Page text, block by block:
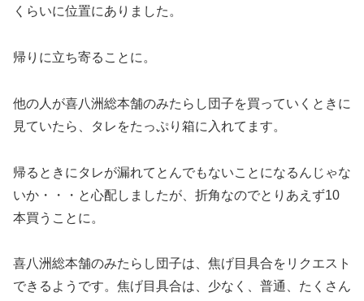
くらいに位置にありました。
帰りに立ち寄ることに。
他の人が喜八洲総本舗のみたらし団子を買っていくときに
見ていたら、タレをたっぷり箱に入れてます。
帰るときにタレが漏れてとんでもないことになるんじゃな
いか・・・と心配しましたが、折角なのでとりあえず10
本買うことに。
喜八洲総本舗のみたらし団子は、焦げ目具合をリクエスト
できるようです。焦げ目具合は、少なく、普通、たくさん